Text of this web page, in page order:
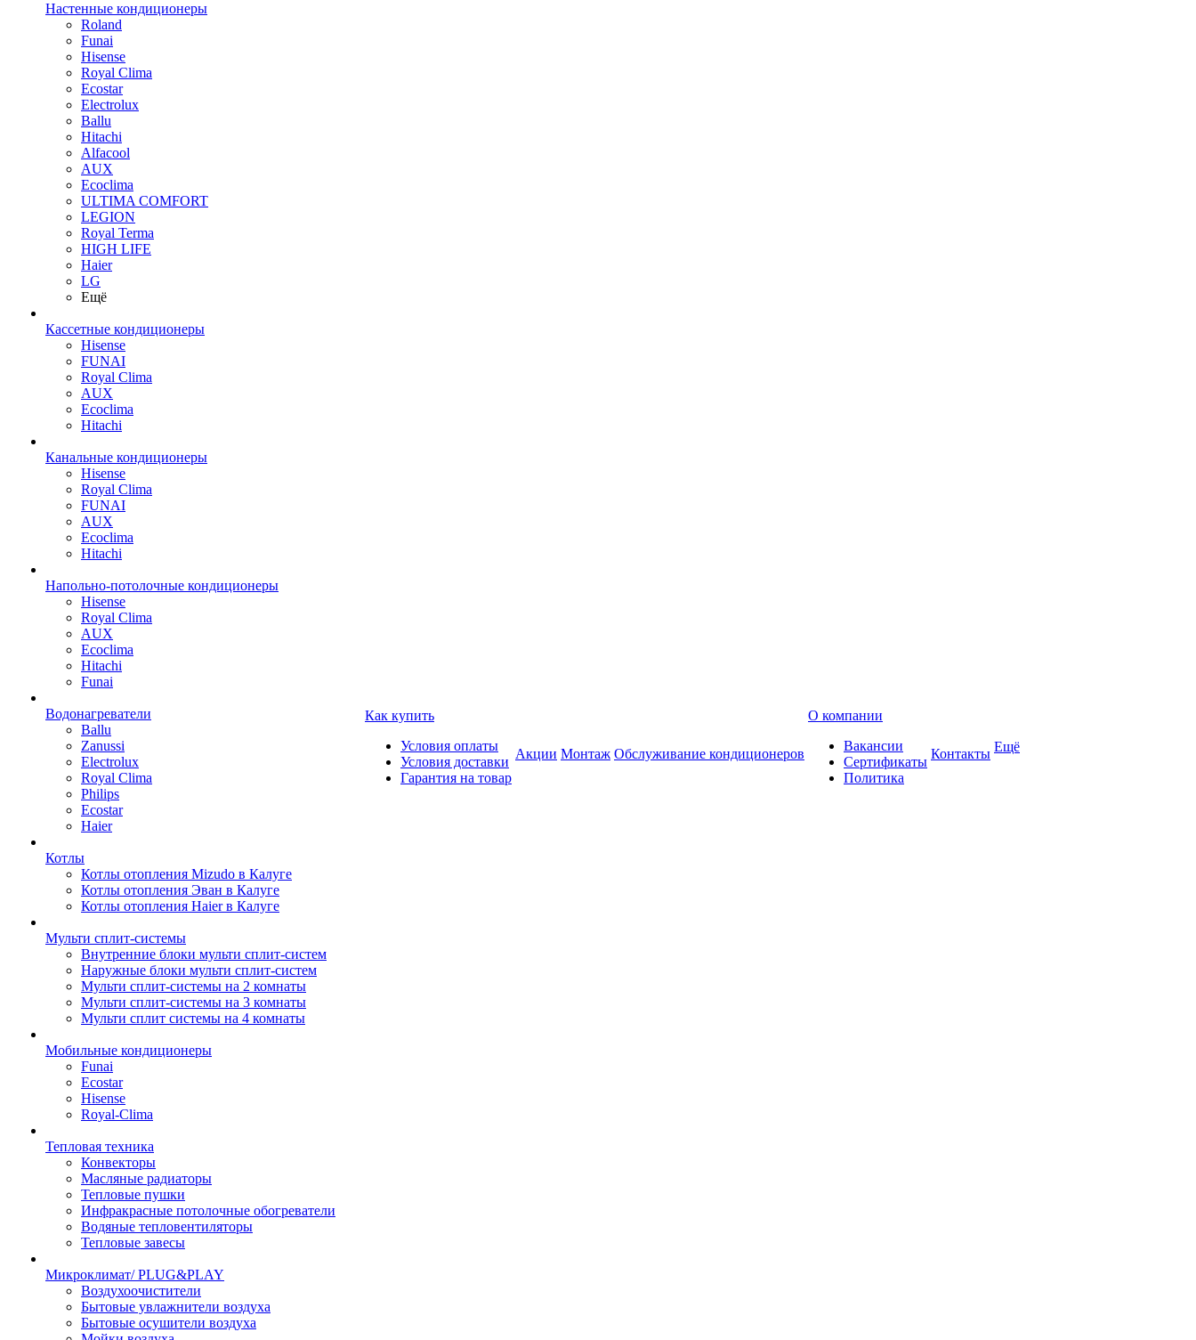
Настенные кондиционеры
Roland
Funai
Hisense
Royal Clima
Ecostar
Electrolux
Ballu
Hitachi
Alfacool
AUX
Ecoclima
ULTIMA COMFORT
LEGION
Royal Terma
HIGH LIFE
Haier
LG
Ещё
Кассетные кондиционеры
Hisense
FUNAI
Royal Clima
AUX
Ecoclima
Hitachi
Канальные кондиционеры
Hisense
Royal Clima
FUNAI
AUX
Ecoclima
Hitachi
Напольно-потолочные кондиционеры
Hisense
Royal Clima
AUX
Ecoclima
Hitachi
Funai
Водонагреватели
Ballu
Zanussi
Electrolux
Royal Clima
Philips
Ecostar
Haier
Котлы
Котлы отопления Mizudo в Калуге
Котлы отопления Эван в Калуге
Котлы отопления Haier в Калуге
Мульти сплит-системы
Внутренние блоки мульти сплит-систем
Наружные блоки мульти сплит-систем
Мульти сплит-системы на 2 комнаты
Мульти сплит-системы на 3 комнаты
Мульти сплит системы на 4 комнаты
Мобильные кондиционеры
Funai
Ecostar
Hisense
Royal-Clima
Тепловая техника
Конвекторы
Масляные радиаторы
Тепловые пушки
Инфракрасные потолочные обогреватели
Водяные тепловентиляторы
Тепловые завесы
Микроклимат/ PLUG&PLAY
Воздухоочистители
Бытовые увлажнители воздуха
Бытовые осушители воздуха
Как купить
Условия оплаты
Условия доставки
Гарантия на товар
Акции Монтаж Обслуживание кондиционеров
О компании
Вакансии
Сертификаты
Политика
Контакты Ещё